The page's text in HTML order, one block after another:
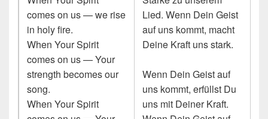
comes on us — we rise
in holy fire.
When Your Spirit
comes on us — Your
strength becomes our
song.
When Your Spirit
Lied. Wenn Dein Geist
auf uns kommt, macht
Deine Kraft uns stark.
Wenn Dein Geist auf
uns kommt, erfüllst Du
uns mit Deiner Kraft.